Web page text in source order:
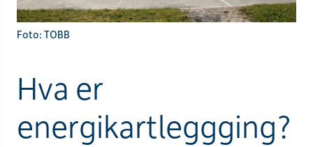
Foto: TOBB
Hva er
energikartleggging?